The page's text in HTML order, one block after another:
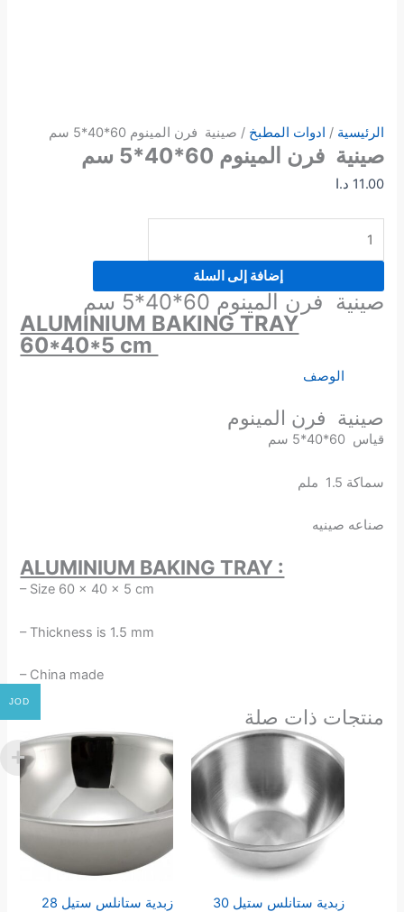
الرئيسية / ادوات المطبخ / صينية فرن المينوم 60*40*5 سم
صينية فرن المينوم 60*40*5 سم
11.00 د.ا
إضافة إلى السلة
صينية فرن المينوم 60*40*5 سم
ALUMINIUM BAKING TRAY
60*40*5 cm
الوصف
صينية فرن المينوم
قياس 60*40*5 سم
سماكة 1.5 ملم
صناعه صينيه
ALUMINIUM BAKING TRAY :
– Size 60 x 40 x 5 cm
– Thickness is 1.5 mm
– China made
منتجات ذات صلة
زبدية ستانلس ستيل 30
زبدية ستانلس ستيل 28
JOD